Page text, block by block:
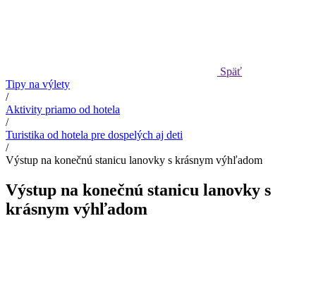
Späť
Tipy na výlety
/
Aktivity priamo od hotela
/
Turistika od hotela pre dospelých aj deti
/
Výstup na konečnú stanicu lanovky s krásnym výhľadom
Výstup na konečnú stanicu lanovky s
krásnym výhľadom